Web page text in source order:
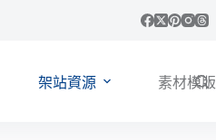
架站資源 素材模版